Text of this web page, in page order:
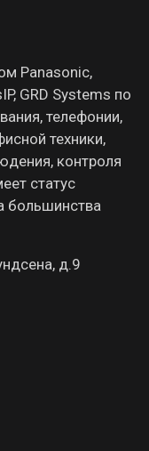
Panasonic,
GRD Systems по
телефонии,
техники,
контроля
статус
большинства
д.9